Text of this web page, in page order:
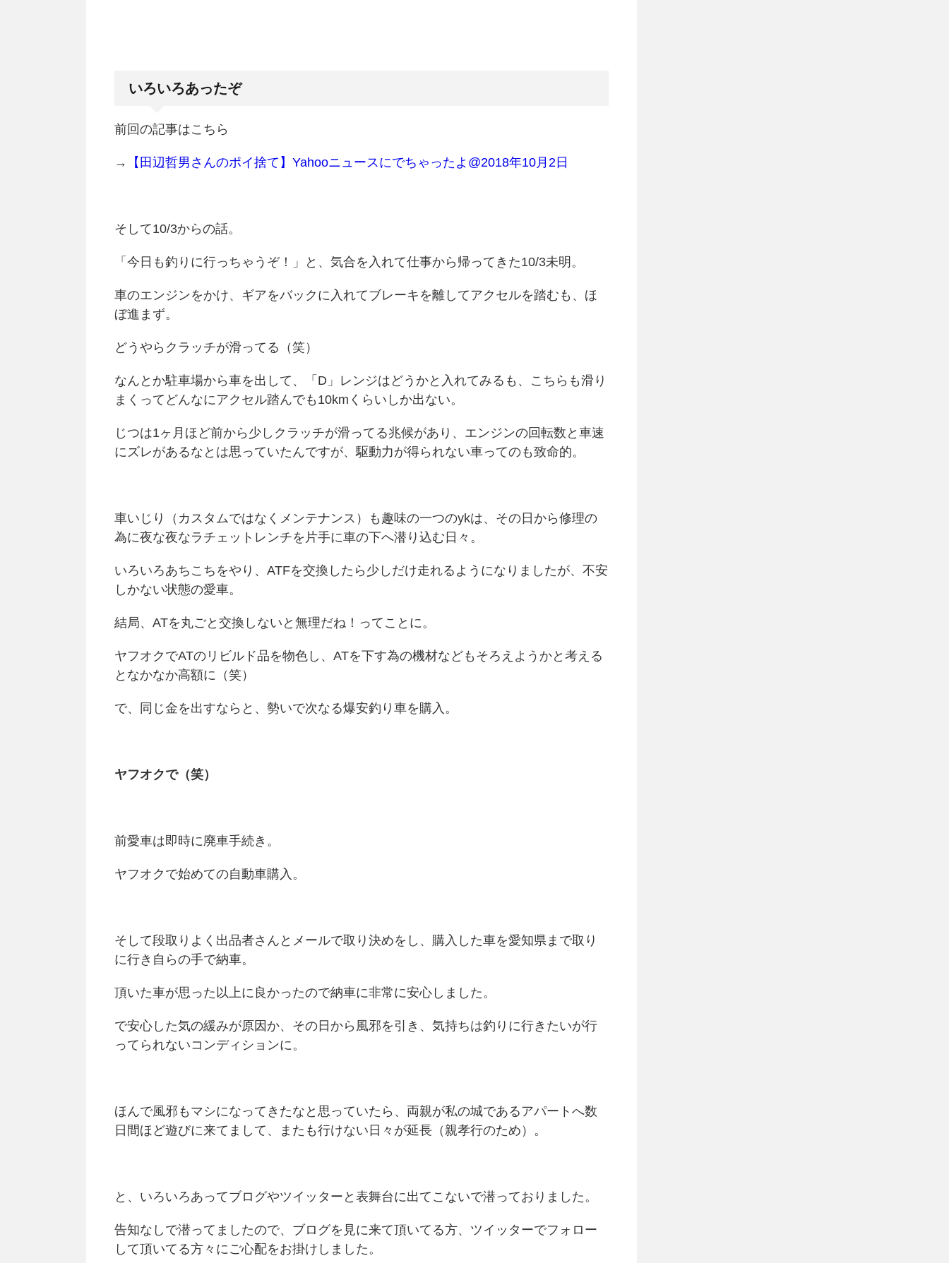
いろいろあったぞ
前回の記事はこちら
→ 【田辺哲男さんのポイ捨て】Yahooニュースにでちゃったよ@2018年10月2日
そして10/3からの話。
「今日も釣りに行っちゃうぞ！」と、気合を入れて仕事から帰ってきた10/3未明。
車のエンジンをかけ、ギアをバックに入れてブレーキを離してアクセルを踏むも、ほ
ぼ進まず。
どうやらクラッチが滑ってる（笑）
なんとか駐車場から車を出して、「D」レンジはどうかと入れてみるも、こちらも滑り
まくってどんなにアクセル踏んでも10kmくらいしか出ない。
じつは1ヶ月ほど前から少しクラッチが滑ってる兆候があり、エンジンの回転数と車速
にズレがあるなとは思っていたんですが、駆動力が得られない車ってのも致命的。
車いじり（カスタムではなくメンテナンス）も趣味の一つのykは、その日から修理の
為に夜な夜なラチェットレンチを片手に車の下へ潜り込む日々。
いろいろあちこちをやり、ATFを交換したら少しだけ走れるようになりましたが、不安
しかない状態の愛車。
結局、ATを丸ごと交換しないと無理だね！ってことに。
ヤフオクでATのリビルド品を物色し、ATを下す為の機材などもそろえようかと考える
となかなか高額に（笑）
で、同じ金を出すならと、勢いで次なる爆安釣り車を購入。
ヤフオクで（笑）
前愛車は即時に廃車手続き。
ヤフオクで始めての自動車購入。
そして段取りよく出品者さんとメールで取り決めをし、購入した車を愛知県まで取り
に行き自らの手で納車。
頂いた車が思った以上に良かったので納車に非常に安心しました。
で安心した気の緩みが原因か、その日から風邪を引き、気持ちは釣りに行きたいが行
ってられないコンディションに。
ほんで風邪もマシになってきたなと思っていたら、両親が私の城であるアパートへ数
日間ほど遊びに来てまして、またも行けない日々が延長（親孝行のため）。
と、いろいろあってブログやツイッターと表舞台に出てこないで潜っておりました。
告知なしで潜ってましたので、ブログを見に来て頂いてる方、ツイッターでフォロー
して頂いてる方々にご心配をお掛けしました。